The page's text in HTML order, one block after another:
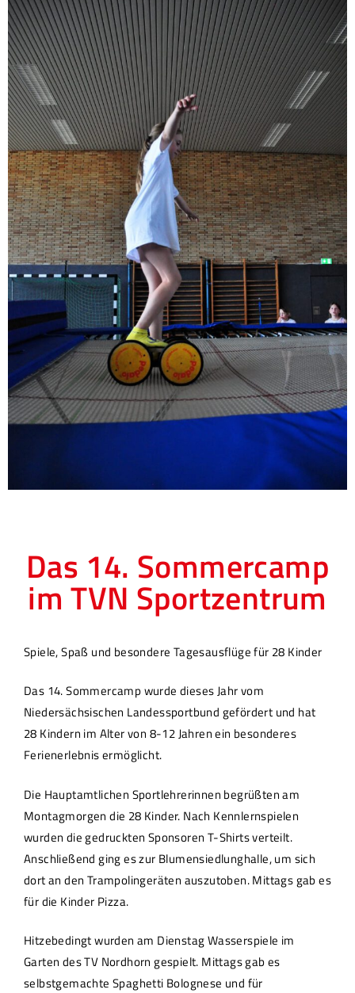
Das 14. Sommercamp
im TVN Sportzentrum
Spiele, Spaß und besondere Tagesausflüge für 28 Kinder
Das 14. Sommercamp wurde dieses Jahr vom
Niedersächsischen Landessportbund gefördert und hat
28 Kindern im Alter von 8-12 Jahren ein besonderes
Ferienerlebnis ermöglicht.
Die Hauptamtlichen Sportlehrerinnen begrüßten am
Montagmorgen die 28 Kinder. Nach Kennlernspielen
wurden die gedruckten Sponsoren T-Shirts verteilt.
Anschließend ging es zur Blumensiedlunghalle, um sich
dort an den Trampolingeräten auszutoben. Mittags gab es
für die Kinder Pizza.
Hitzebedingt wurden am Dienstag Wasserspiele im
Garten des TV Nordhorn gespielt. Mittags gab es
selbstgemachte Spaghetti Bolognese und für